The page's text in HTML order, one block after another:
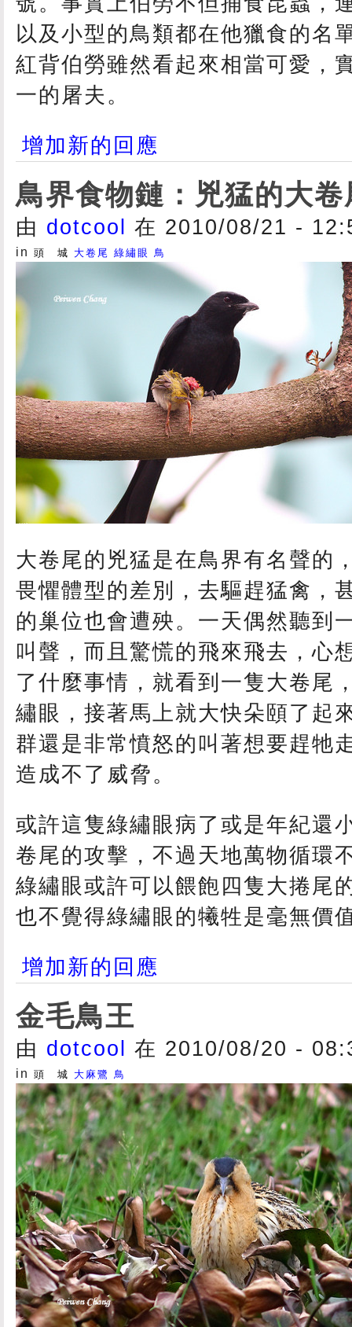
以及小型的鳥類都在他獵食的名
紅背伯勞雖然看起來相當可愛，
一的屠夫。
增加新的回應
鳥界食物鏈：兇猛的大卷
由 dotcool 在 2010/08/21 -
in 頭 城 大卷尾 綠繡眼 鳥
大卷尾的兇猛是在鳥界有名聲的
畏懼體型的差別，去驅趕猛禽，
的巢位也會遭殃。一天偶然聽到
叫聲，而且驚慌的飛來飛去，心
了什麼事情，就看到一隻大卷尾
繡眼，接著馬上就大快朵頤了起
群還是非常憤怒的叫著想要趕牠
造成不了威脅。
或許這隻綠繡眼病了或是年紀還
卷尾的攻擊，不過天地萬物循環
綠繡眼或許可以餵飽四隻大捲尾
也不覺得綠繡眼的犧牲是毫無價
增加新的回應
金毛鳥王
由 dotcool 在 2010/08/20 -
in 頭 城 大麻鷺 鳥